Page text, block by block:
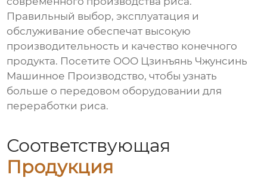
Правильный выбор, эксплуатация и
обслуживание обеспечат высокую
производительность и качество конечного
продукта. Посетите ООО Цзинъянь Чжунсинь
Машинное Производство, чтобы узнать
больше о передовом оборудовании для
переработки риса.
Соответствующая
Продукция